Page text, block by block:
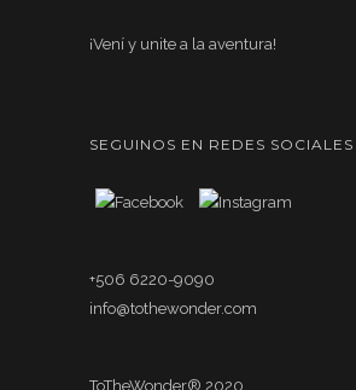
¡Vení y unite a la aventura!
SEGUINOS EN REDES SOCIALES
+506 6220-9090
info@tothewonder.com
ToTheWonder® 2020